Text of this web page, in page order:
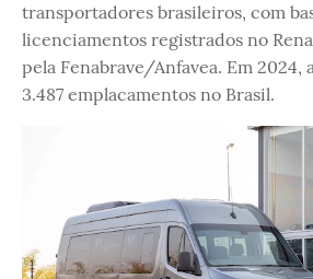
transportadores brasileiros, com
licenciamentos registrados no
pela Fenabrave/Anfavea. Em 2024,
3.487 emplacamentos no Brasil.